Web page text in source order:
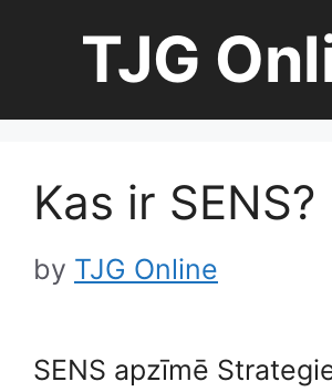
TJG
Kas ir SENS?
by TJG Online
SENS apzīmē